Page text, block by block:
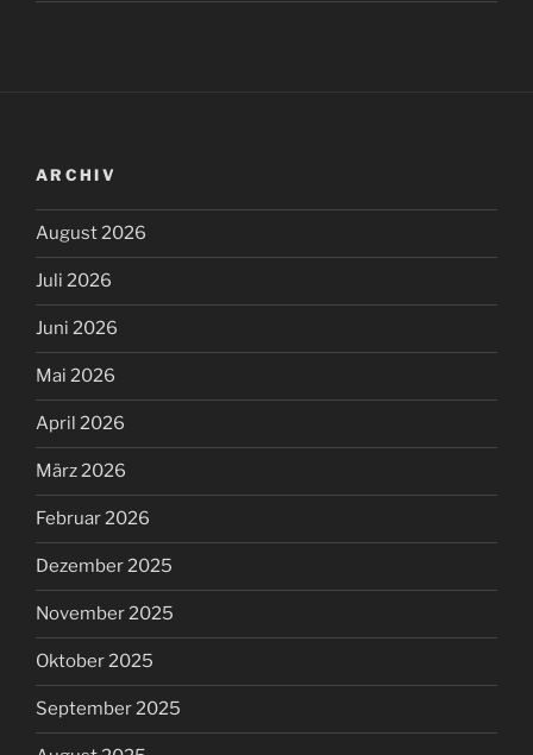
ARCHIV
August 2026
Juli 2026
Juni 2026
Mai 2026
April 2026
März 2026
Februar 2026
Dezember 2025
November 2025
Oktober 2025
September 2025